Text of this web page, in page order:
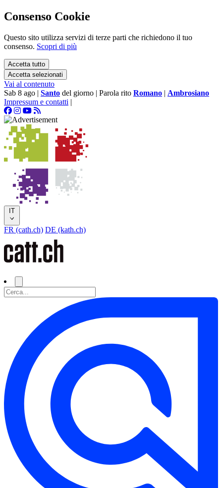
Consenso Cookie
Questo sito utilizza servizi di terze parti che richiedono il tuo
consenso. Scopri di più
Accetta tutto
Accetta selezionati
Vai al contenuto
Sab 8 ago | Santo del giorno | Parola rito Romano | Ambrosiano
Impressum e contatti |
IT
FR (cath.ch) DE (kath.ch)